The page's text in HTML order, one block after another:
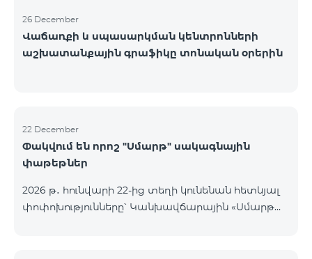
26 December
Վաճառքի և սպասարկման կենտրոնների
աշխատանքային գրաֆիկը տոնական օրերին
22 December
Փակվում են որոշ "Սմարթ" սակագնային
փաթեթներ
2026 թ․ հունվարի 22-ից տեղի կունենան հետևյալ
փոփոխությունները՝ Կանխավճարային «Սմարթ